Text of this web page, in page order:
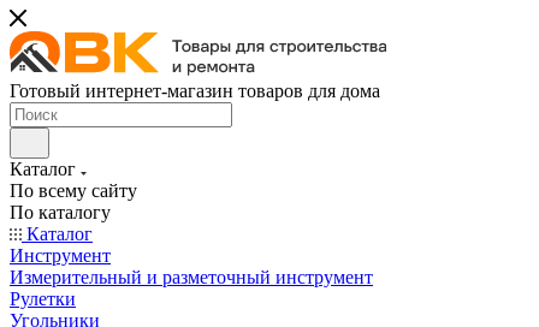
Готовый интернет-магазин товаров для дома
Каталог
По всему сайту
По каталогу
Каталог
Инструмент
Измерительный и разметочный инструмент
Рулетки
Угольники